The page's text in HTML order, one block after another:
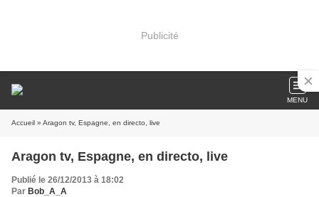
Publicité
MENU
Accueil » Aragon tv, Espagne, en directo, live
Aragon tv, Espagne, en directo, live
Publié le 26/12/2013 à 18:02
Par Bob_A_A